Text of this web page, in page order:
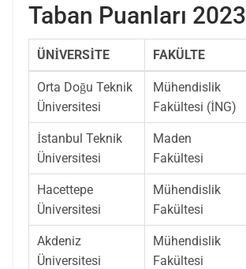
Taban Puanları 2023
ÜNİVERSİTE FAKÜLTE
Orta Doğu Teknik
Üniversitesi
Mühendislik
Fakültesi (İNG)
İstanbul Teknik
Üniversitesi
Maden
Fakültesi
Hacettepe
Üniversitesi
Mühendislik
Fakültesi
Akdeniz
Üniversitesi
Mühendislik
Fakültesi